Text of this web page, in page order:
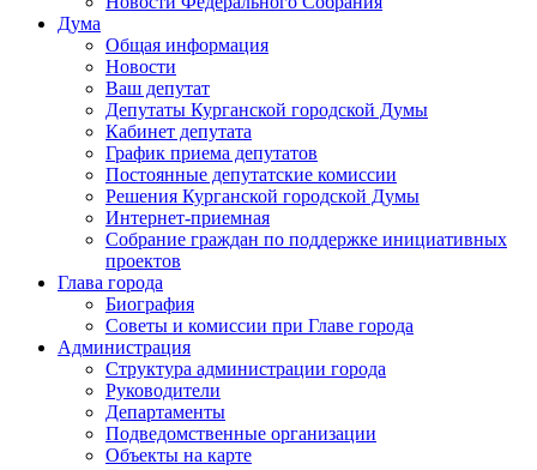
Дума
Общая информация
Новости
Ваш депутат
Депутаты Курганской городской Думы
Кабинет депутата
График приема депутатов
Постоянные депутатские комиссии
Решения Курганской городской Думы
Интернет-приемная
Собрание граждан по поддержке инициативных
проектов
Глава города
Биография
Советы и комиссии при Главе города
Администрация
Структура администрации города
Руководители
Департаменты
Подведомственные организации
Объекты на карте